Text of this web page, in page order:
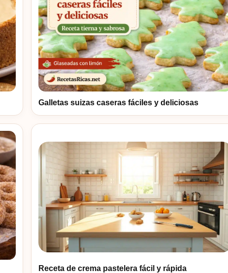
Galletas suizas caseras fáciles y deliciosas
Receta de crema pastelera fácil y rápida